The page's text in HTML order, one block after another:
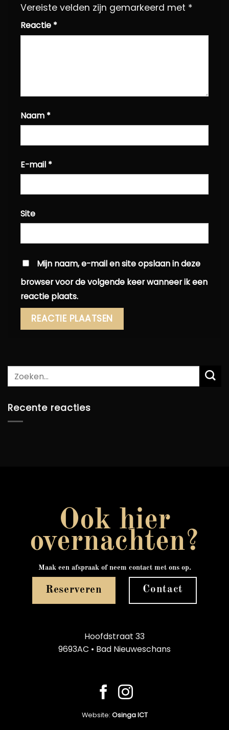
Vereiste velden zijn gemarkeerd met *
Reactie *
Naam *
E-mail *
Site
Mijn naam, e-mail en site opslaan in deze
browser voor de volgende keer wanneer ik een
reactie plaats.
Recente reacties
Ook hier
overnachten?
Maak een afspraak of neem contact met ons op.
Reserveren Contact
Hoofdstraat 33
9693AC • Bad Nieuweschans
Website: Osinga ICT